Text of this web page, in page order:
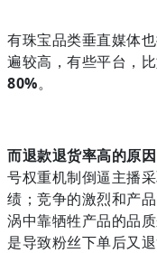
有珠宝品类垂直媒体
遍较高，有些平台，
80%。
而退款退货率高的原因
号权重机制倒逼主播
绩；竞争的激烈和产
涡中靠牺牲产品的品
是导致粉丝下单后又